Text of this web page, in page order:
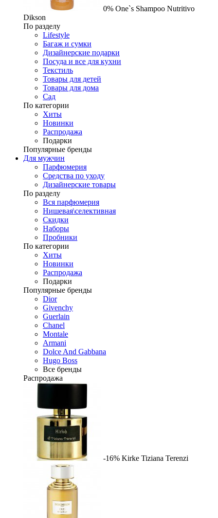
0% One`s Shampoo Nutritivo
Dikson
По разделу
Lifestyle
Багаж и сумки
Дизайнерские подарки
Посуда и все для кухни
Текстиль
Товары для детей
Товары для дома
Сад
По категории
Хиты
Новинки
Распродажа
Подарки
Популярные бренды
Для мужчин
Парфюмерия
Средства по уходу
Дизайнерские товары
По разделу
Вся парфюмерия
Нишевая\селективная
Скидки
Наборы
Пробники
По категории
Хиты
Новинки
Распродажа
Подарки
Популярные бренды
Dior
Givenchy
Guerlain
Chanel
Montale
Armani
Dolce And Gabbana
Hugo Boss
Все бренды
Распродажа
-16% Kirke Tiziana Terenzi